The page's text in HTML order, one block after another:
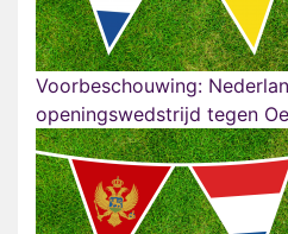
Voorbeschouwing:
openingswedstrijd tegen